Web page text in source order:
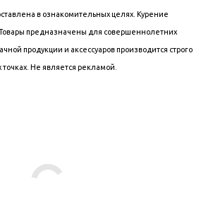
в ознакомительных целях. Курение
предназначены для совершеннолетних
продукции и аксессуаров производится строго
Не является рекламой.